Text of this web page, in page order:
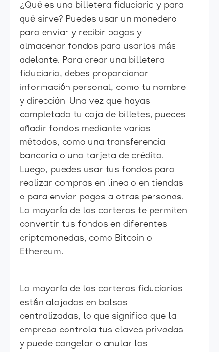
¿Qué es una billetera fiduciaria y para
qué sirve? Puedes usar un monedero
para enviar y recibir pagos y
almacenar fondos para usarlos más
adelante. Para crear una billetera
fiduciaria, debes proporcionar
información personal, como tu nombre
y dirección. Una vez que hayas
completado tu caja de billetes, puedes
añadir fondos mediante varios
métodos, como una transferencia
bancaria o una tarjeta de crédito.
Luego, puedes usar tus fondos para
realizar compras en línea o en tiendas
o para enviar pagos a otras personas.
La mayoría de las carteras te permiten
convertir tus fondos en diferentes
criptomonedas, como Bitcoin o
Ethereum.
La mayoría de las carteras fiduciarias
están alojadas en bolsas
centralizadas, lo que significa que la
empresa controla tus claves privadas
y puede congelar o anular las